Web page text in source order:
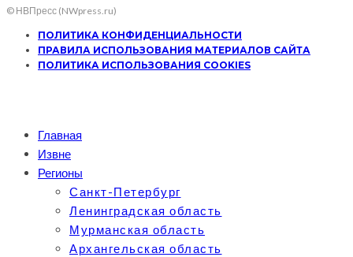
© НВПресс (NWpress.ru)
ПОЛИТИКА КОНФИДЕНЦИАЛЬНОСТИ
ПРАВИЛА ИСПОЛЬЗОВАНИЯ МАТЕРИАЛОВ САЙТА
ПОЛИТИКА ИСПОЛЬЗОВАНИЯ COOKIES
Главная
Извне
Регионы
Санкт-Петербург
Ленинградская область
Мурманская область
Архангельская область